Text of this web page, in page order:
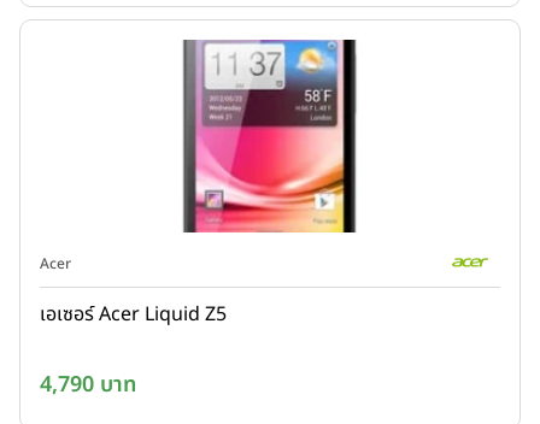
Acer
เอเซอร์ Acer Liquid Z5
4,790 บาท